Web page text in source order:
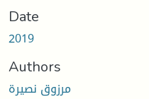
Date
2019
Authors
مرزوق نصيرة